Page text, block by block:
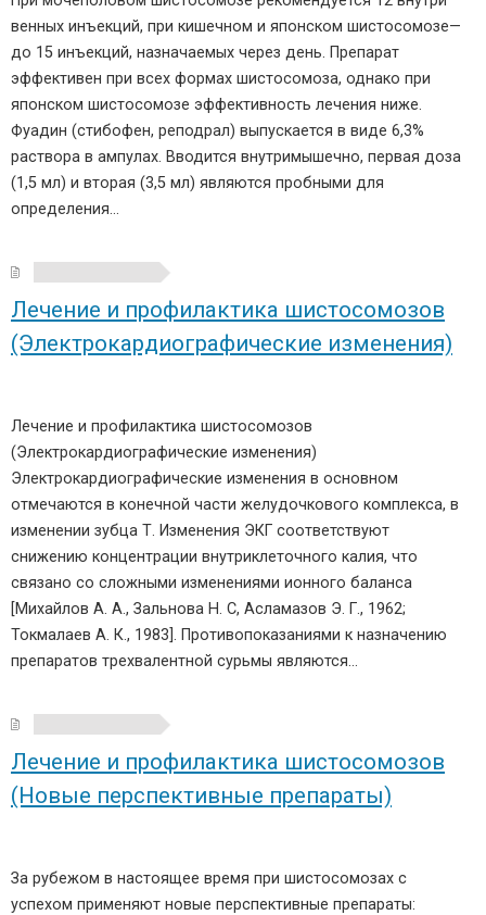
венных инъекций, при кишечном и японском шистосомозе—
до 15 инъекций, назначаемых через день. Препарат
эффективен при всех формах шистосомоза, однако при
японском шистосомозе эффективность лечения ниже.
Фуадин (стибофен, реподрал) выпускается в виде 6,3%
раствора в ампулах. Вводится внутримышечно, первая доза
(1,5 мл) и вторая (3,5 мл) являются пробными для
определения…
Лечение и профилактика шистосомозов
(Электрокардиографические изменения)
Лечение и профилактика шистосомозов
(Электрокардиографические изменения)
Электрокардиографические изменения в основном
отмечаются в конечной части желудочкового комплекса, в
изменении зубца Т. Изменения ЭКГ соответствуют
снижению концентрации внутриклеточного калия, что
связано со сложными изменениями ионного баланса
[Михайлов А. А., Зальнова Н. С, Асламазов Э. Г., 1962;
Токмалаев А. К., 1983]. Противопоказаниями к назначению
препаратов трехвалентной сурьмы являются…
Лечение и профилактика шистосомозов
(Новые перспективные препараты)
За рубежом в настоящее время при шистосомозах с
успехом применяют новые перспективные препараты: